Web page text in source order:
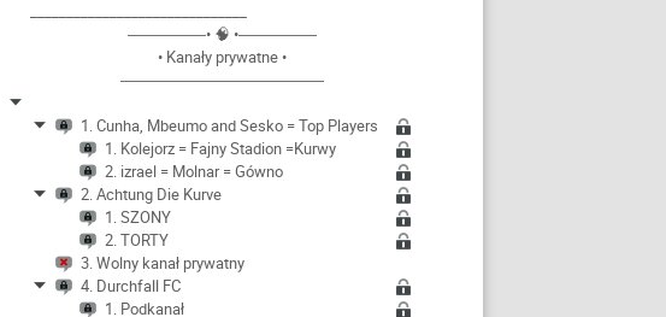
―――――• 🧠 •―――――
• Kanały prywatne •
―――――――――――――
1. Cunha, Mbeumo and Sesko = Top Players
1. Kolejorz = Fajny Stadion =Kurwy
2. izrael = Molnar = Gówno
2. Achtung Die Kurve
1. SZONY
2. TORTY
3. Wolny kanał prywatny
4. Durchfall FC
1. Podkanał